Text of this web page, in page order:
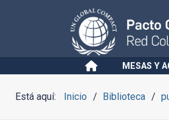
MESAS Y
Está aquí: Inicio Biblioteca